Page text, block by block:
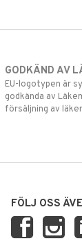
GODKÄND AV
EU-logotypen är
godkända av
försäljning av
FÖLJ OSS